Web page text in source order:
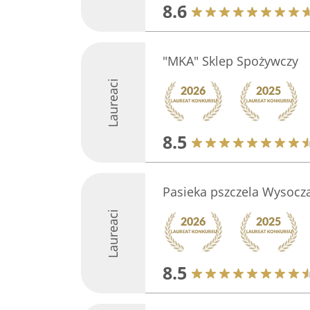
8.6
Laureaci
"MKA" Sklep Spożywczy
8.5
Laureaci
Pasieka pszczela
8.5